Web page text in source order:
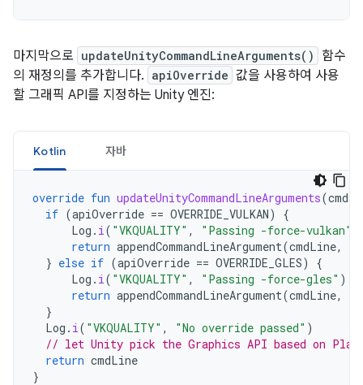
마지막으로 updateUnityCommandLineArguments()
함수
의 재정의를 추가합니다. apiOverride 값을 사용하여 사용
할 그래픽 API를 지정하는 Unity 엔진:
Kotlin 자바
override fun updateUnityCommandLineArguments(
if (apiOverride == OVERRIDE_VULKAN)
{
Log . i( "VKQUALITY" , "Passing -force-vulkan"
return appendCommandLineArgument(cmdLine,
} else if (apiOverride == OVERRIDE_GLES)
{
Log . i( "VKQUALITY" , "Passing -force-gles" )
return appendCommandLineArgument(cmdLine,
}
Log . i( "VKQUALITY" , "No override passed" )
// let Unity pick the Graphics API based on
return cmdLine
}